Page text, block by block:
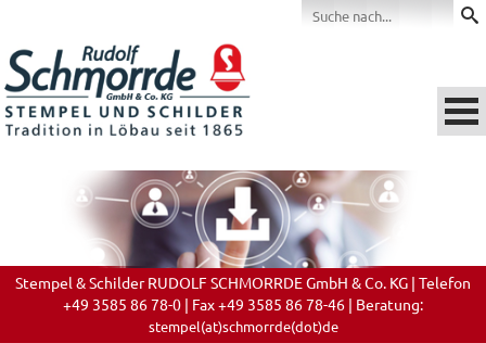
Stempel & Schilder RUDOLF SCHMORRDE GmbH & Co. KG | Telefon
+49 3585 86 78-0 | Fax +49 3585 86 78-46 | Beratung:
stempel(at)schmorrde(dot)de